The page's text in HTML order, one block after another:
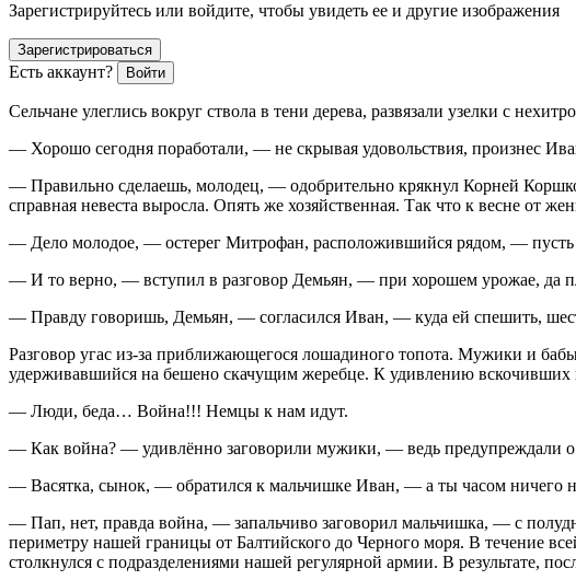
Зарегистрируйтесь или войдите, чтобы увидеть ее и другие изображения
Зарегистрироваться
Есть аккаунт? Войти
Сельчане улеглись вокруг ствола в тени дерева, развязали узелки с
— Хорошо сегодня поработали, — не скрывая удовольствия, произнес
— Правильно сделаешь, молодец, — одобрительно крякнул Корней
справная невеста выросла. Опять же хозяйственная. Так что к весне от
— Дело молодое, — остерег Митрофан, расположившийся рядом, — пусть
— И то верно, — вступил в разговор Демьян, — при хорошем урожае, да
— Правду говоришь, Демьян, — согласился Иван, — куда ей спешить,
Разговор угас из-за приближающегося лошадиного топота. Мужики и
удерживавшийся на бешено скачущим жеребце. К удивлению вскочивших
— Люди, беда… Война!!! Немцы к нам идут.
— Как война? — удивлённо заговорили мужики, — ведь предупреждали о
— Васятка, сынок, — обратился к мальчишке Иван, — а ты часом ничего
— Пап, нет, правда война, — запальчиво заговорил мальчишка, — с
периметру нашей границы от Балтийского до Черного моря. В течение
столкнулся с подразделениями нашей регулярной армии. В результате,